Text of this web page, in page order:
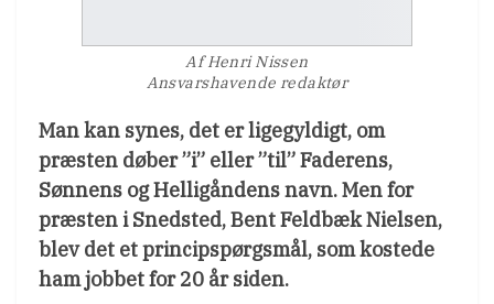
Af Henri Nissen
Ansvarshavende redaktør
Man kan synes, det er ligegyldigt, om
præsten døber ”i” eller ”til” Faderens,
Sønnens og Helligåndens navn. Men for
præsten i Snedsted, Bent Feldbæk Nielsen,
blev det et principspørgsmål, som kostede
ham jobbet for 20 år siden.